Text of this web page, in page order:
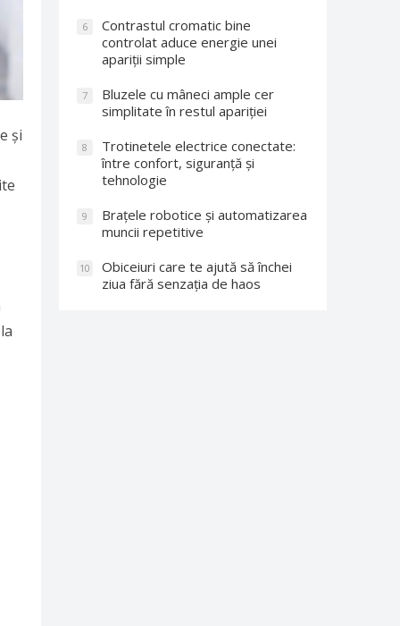
și
6
Contrastul cromatic bine
controlat aduce energie unei
apariții simple
7
Bluzele cu mâneci ample cer
simplitate în restul apariției
8
Trotinetele electrice conectate:
între confort, siguranță și
tehnologie
9
Brațele robotice și automatizarea
muncii repetitive
10
Obiceiuri care te ajută să închei
ziua fără senzația de haos